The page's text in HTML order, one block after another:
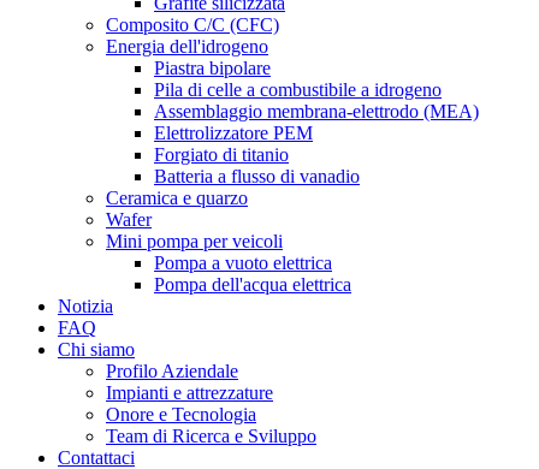
Composito C/C (CFC)
Energia dell'idrogeno
Piastra bipolare
Pila di celle a combustibile a idrogeno
Assemblaggio membrana-elettrodo (MEA)
Elettrolizzatore PEM
Forgiato di titanio
Batteria a flusso di vanadio
Ceramica e quarzo
Wafer
Mini pompa per veicoli
Pompa a vuoto elettrica
Pompa dell'acqua elettrica
Notizia
FAQ
Chi siamo
Profilo Aziendale
Impianti e attrezzature
Onore e Tecnologia
Team di Ricerca e Sviluppo
Contattaci